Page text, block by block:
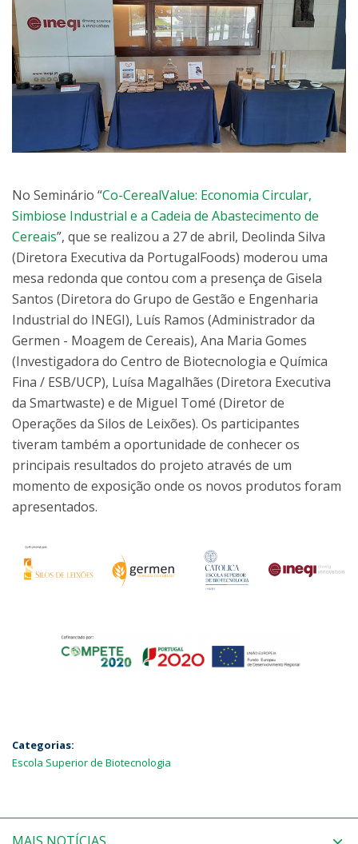
No Seminário “Co-CerealValue: Economia Circular,
Simbiose Industrial e a Cadeia de Abastecimento de
Cereais”, que se realizou a 27 de abril, Deolinda Silva
(Diretora Executiva da PortugalFoods) moderou uma
mesa redonda que contou com a presença de Gisela
Santos (Diretora do Grupo de Gestão e Engenharia
Industrial do INEGI), Luís Ramos (Administrador da
Germen - Moagem de Cereais), Ana Maria Gomes
(Investigadora do Centro de Biotecnologia e Química
Fina / ESB/UCP), Luísa Magalhães (Diretora Executiva
da Smartwaste) e de Miguel Tomé (Diretor de
Operações da Silos de Leixões). Os participantes
tiveram também a oportunidade de conhecer os
principais resultados do projeto através de um
momento de exposição onde os novos produtos foram
apresentados.
Categorias:
Escola Superior de Biotecnologia